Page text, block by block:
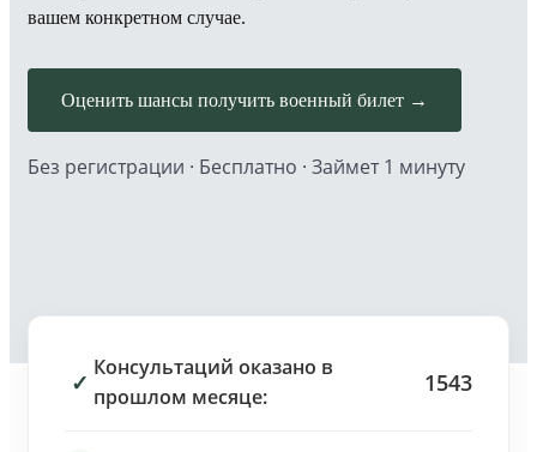
вашем конкретном случае.
Оценить шансы получить военный билет →
Без регистрации · Бесплатно · Займет 1 минуту
✓
Консультаций оказано в
прошлом месяце:
1543